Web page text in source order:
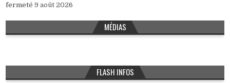
fermeté 9 août 2026
MÉDIAS
FLASH INFOS